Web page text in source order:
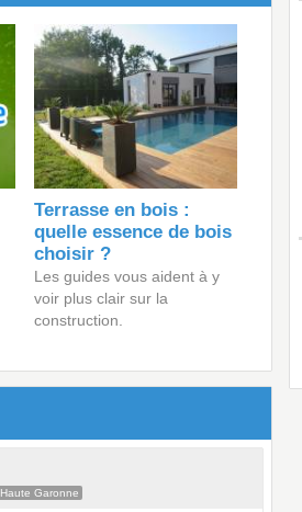
Terrasse en bois :
quelle essence de bois
choisir ?
Les guides vous aident à y
voir plus clair sur la
construction.
Haute Garonne